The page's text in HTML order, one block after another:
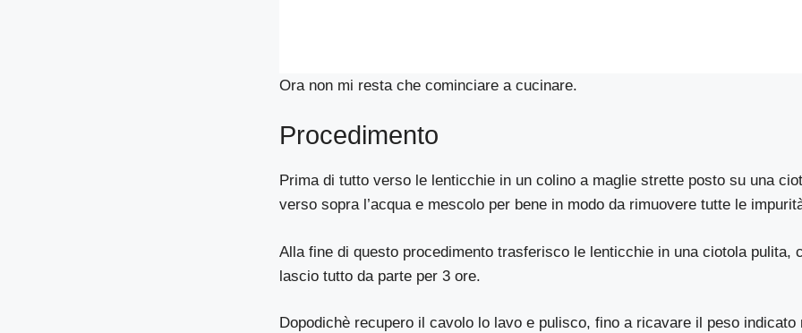
Ora non mi resta che cominciare a cucinare.
Procedimento
Prima di tutto verso le lenticchie in un colino a maglie strette posto su una
verso sopra l’acqua e mescolo per bene in modo da rimuovere tutte le
Alla fine di questo procedimento trasferisco le lenticchie in una ciotola pulita,
lascio tutto da parte per 3 ore.
Dopodichè recupero il cavolo lo lavo e pulisco, fino a ricavare il peso indicato